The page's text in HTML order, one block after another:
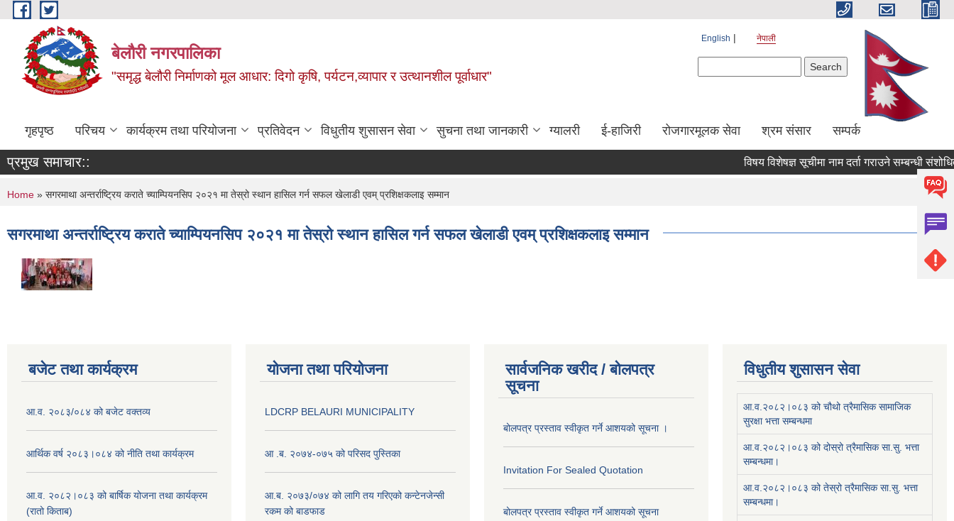
Skip to main content
बेलौरी नगरपालिका
"समृद्ध बेलौरी निर्माणको मूल आधार: दिगो कृषि, पर्यटन,व्यापार र उत्थानशील पूर्वाधार"
English नेपाली
गृहपृष्ठ परिचय कार्यक्रम तथा परियोजना प्रतिवेदन विधुतीय शुसासन सेवा सुचना तथा जानकारी ग्यालरी ई-हाजिरी रोजगारमूलक सेवा श्रम संसार सम्पर्क
प्रमुख समाचार:: विषय विशेषज्ञ सूचीमा नाम दर्ता गराउने सम्बन्धी संशोधित
You are here
Home » सगरमाथा अन्तर्राष्ट्रिय कराते च्याम्पियनसिप २०२१ मा तेस्रो स्थान हासिल गर्न सफल खेलाडी एवम् प्रशिक्षकलाइ सम्मान
सगरमाथा अन्तर्राष्ट्रिय कराते च्याम्पियनसिप २०२१ मा तेस्रो स्थान हासिल गर्न सफल खेलाडी एवम् प्रशिक्षकलाइ सम्मान
बजेट तथा कार्यक्रम
आ.व. २०८३/०८४ को बजेट वक्तव्य
आर्थिक वर्ष २०८३।०८४ को नीति तथा कार्यक्रम
आ.व. २०८२।०८३ को बार्षिक योजना तथा कार्यक्रम
(रातो किताब)
योजना तथा परियोजना
LDCRP BELAURI MUNICIPALITY
आ .ब. २०७४-०७५ को परिसद पुस्तिका
आ.ब. २०७३/०७४ को लागि तय गरिएको कन्टेनजेन्सी
रकम को बाडफाड
सार्वजनिक खरीद / बोलपत्र
सूचना
बोलपत्र प्रस्ताव स्वीकृत गर्ने आशयको सूचना ।
Invitation For Sealed Quotation
बोलपत्र प्रस्ताव स्वीकृत गर्ने आशयको सूचना
विधुतीय शुसासन सेवा
आ.व.२०८२।०८३ को चौथो त्रैमासिक सामाजिक
सुरक्षा भत्ता सम्बन्धमा
आ.व.२०८२।०८३ को दोस्रो त्रैमासिक सा.सु. भत्ता
सम्बन्धमा।
आ.व.२०८२।०८३ को तेस्रो त्रैमासिक सा.सु. भत्ता
सम्बन्धमा।